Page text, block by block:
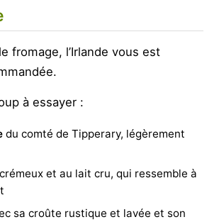
fromage, l’Irlande vous est
à essayer :
du comté de Tipperary, légèrement
et au lait cru, qui ressemble à
sa croûte rustique et lavée et son